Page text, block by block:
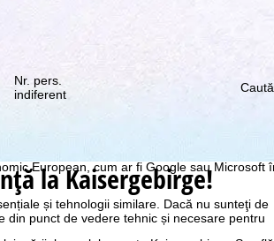
informații de utilizare, pe care noi, TravelTrex
pe baza activităților dvs. folosind informații
pentru analize statistice, recomandări
Pentru aceasta avem nevoie de
European, cum ar fi Google sau Microsoft
și tehnologii similare. Dacă nu sunteţi de
din punct de vedere tehnic și necesare pentru
Nr. pers.
indiferent
Caută
la Kaisergebirge!